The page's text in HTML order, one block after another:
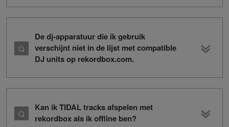
De dj-apparatuur die ik gebruik
verschijnt niet in de lijst met compatible
DJ units op rekordbox.com.
Kan ik TIDAL tracks afspelen met
rekordbox als ik offline ben?